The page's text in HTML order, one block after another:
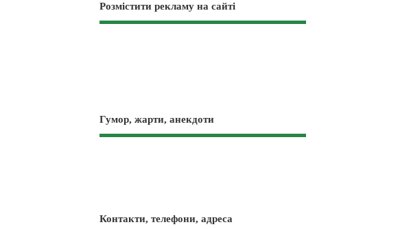
Розмістити рекламу на сайті
Гумор, жарти, анекдоти
Контакти, телефони, адреса